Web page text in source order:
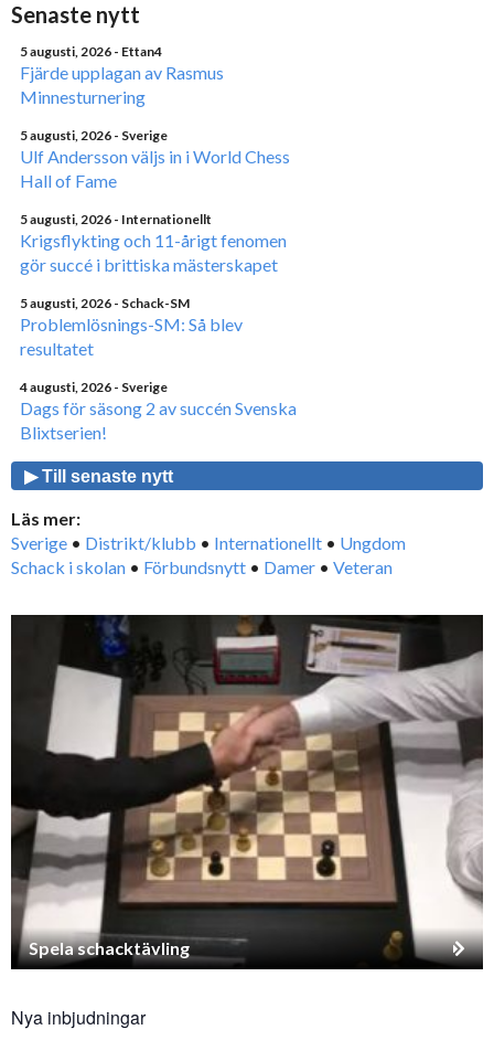
Senaste nytt
5 augusti, 2026 - Ettan4
Fjärde upplagan av Rasmus
Minnesturnering
5 augusti, 2026 - Sverige
Ulf Andersson väljs in i World Chess
Hall of Fame
5 augusti, 2026 - Internationellt
Krigsflykting och 11-årigt fenomen
gör succé i brittiska mästerskapet
5 augusti, 2026 - Schack-SM
Problemlösnings-SM: Så blev
resultatet
4 augusti, 2026 - Sverige
Dags för säsong 2 av succén Svenska
Blixtserien!
▶ Till senaste nytt
Läs mer:
Sverige • Distrikt/klubb • Internationellt • Ungdom
Schack i skolan • Förbundsnytt • Damer • Veteran
Spela schacktävling
Nya inbjudningar